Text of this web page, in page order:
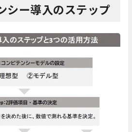
シー導入のステップ